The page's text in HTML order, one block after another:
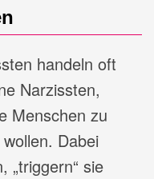
handeln oft
Narzissten,
Menschen zu
Dabei
„triggern“ sie